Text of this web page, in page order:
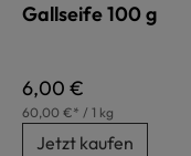
Gallseife 100 g
Regulärer Preis:
6,00 €
60,00 €* / 1 kg
Jetzt kaufen